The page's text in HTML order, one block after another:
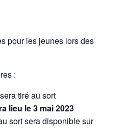
pour les jeunes lors des
:
tiré au sort
lieu le 3 mai 2023
sort sera disponible sur